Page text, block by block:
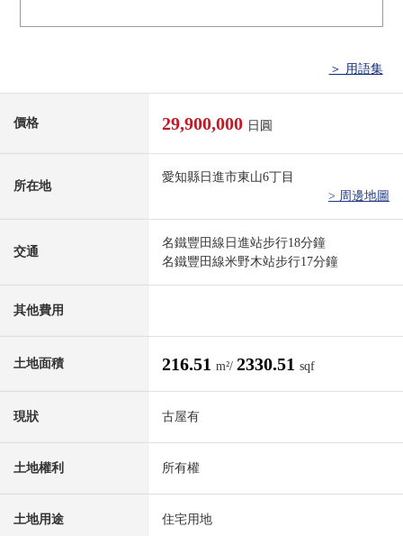
＞ 用語集
價格 29,900,000 日圓
所在地
愛知縣日進市東山6丁目
> 周邊地圖
交通
名鐵豐田線日進站步行18分鐘
名鐵豐田線米野木站步行17分鐘
其他費用
土地面積 216.51 m²/ 2330.51 sqf
現狀 古屋有
土地權利 所有權
土地用途 住宅用地